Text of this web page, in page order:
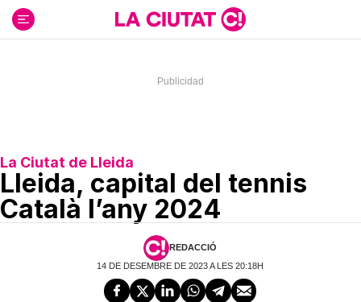
contenido
La Ciutat de Lleida
Lleida, capital del tennis
Català l’any 2024
REDACCIÓ
14 DE DESEMBRE DE 2023 A LES 20:18H